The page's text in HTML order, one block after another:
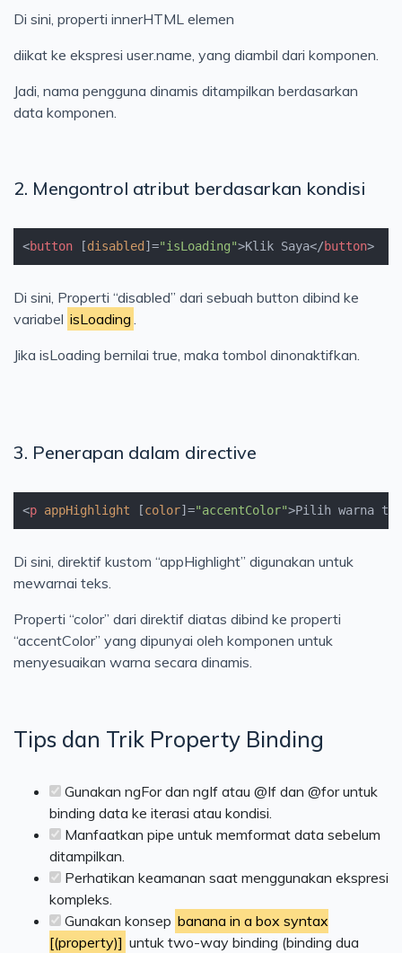
Di sini, properti innerHTML elemen
diikat ke ekspresi user.name, yang diambil dari komponen.
Jadi, nama pengguna dinamis ditampilkan berdasarkan
data komponen.
2. Mengontrol atribut berdasarkan kondisi
<button [disabled ]="isLoading">Klik Saya</button>
Di sini, Properti “disabled” dari sebuah button dibind ke
variabel isLoading
Jika isLoading bernilai true, maka tombol dinonaktifkan.
3. Penerapan dalam directive
<p appHighlight [color]="accentColor">Pilih warna
Di sini, direktif kustom “appHighlight” digunakan untuk
mewarnai teks.
Properti “color” dari direktif diatas dibind ke properti
“accentColor” yang dipunyai oleh komponen untuk
menyesuaikan warna secara dinamis.
Tips dan Trik Property Binding
Gunakan ngFor dan ngIf atau @If dan @for untuk
binding data ke iterasi atau kondisi.
Manfaatkan pipe untuk memformat data sebelum
ditampilkan.
Perhatikan keamanan saat menggunakan ekspresi
kompleks.
Gunakan konsep banana in a box syntax
[(property)] untuk two-way binding (binding dua